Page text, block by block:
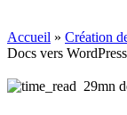
Accueil » Création
Docs vers
29mn